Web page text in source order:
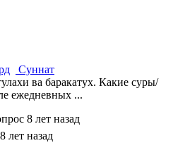
Суннат
ва баракатух. Какие суры/
ежедневных ...
8 лет назад
лет назад